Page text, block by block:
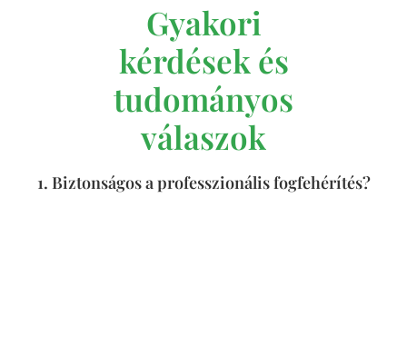
Gyakori
kérdések és
tudományos
válaszok
1. Biztonságos a professzionális fogfehérítés?